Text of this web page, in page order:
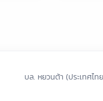
บล. หยวนต้า (ประเทศไท